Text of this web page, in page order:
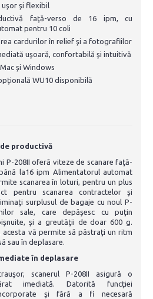
şi flexibil
faţă-verso de 16 ipm, cu
pentru 10 coli
cardurilor în relief şi a fotografiilor
uşoară, confortabilă şi intuitivă
şi Windows
WU10 disponibilă
productivă
P-208II oferă viteze de scanare faţă-
la16 ipm Alimentatorul automat
scanarea în loturi, pentru un plus
pentru scanarea contractelor şi
surplusul de bagaje cu noul P-
sale, care depăşesc cu puţin
şi a greutăţii de doar 600 g.
acesta vă permite să păstraţi un ritm
sau în deplasare.
în deplasare
scanerul P-208II asigură o
imediată. Datorită funcţiei
şi fără a fi necesară